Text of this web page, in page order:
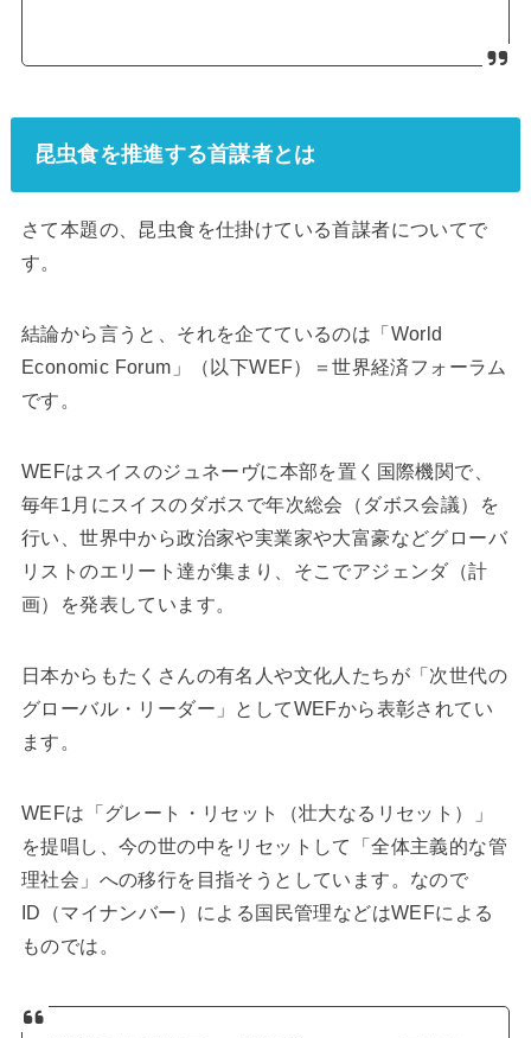
昆虫食を推進する首謀者とは
さて本題の、昆虫食を仕掛けている首謀者についてで
す。
結論から言うと、それを企てているのは「World
Economic Forum」（以下WEF）＝世界経済フォーラム
です。
WEFはスイスのジュネーヴに本部を置く国際機関で、
毎年1月にスイスのダボスで年次総会（ダボス会議）を
行い、世界中から政治家や実業家や大富豪などグローバ
リストのエリート達が集まり、そこでアジェンダ（計
画）を発表しています。
日本からもたくさんの有名人や文化人たちが「次世代の
グローバル・リーダー」としてWEFから表彰されてい
ます。
WEFは「グレート・リセット（壮大なるリセット）」
を提唱し、今の世の中をリセットして「全体主義的な管
理社会」への移行を目指そうとしています。なので
ID（マイナンバー）による国民管理などはWEFによる
ものでは。